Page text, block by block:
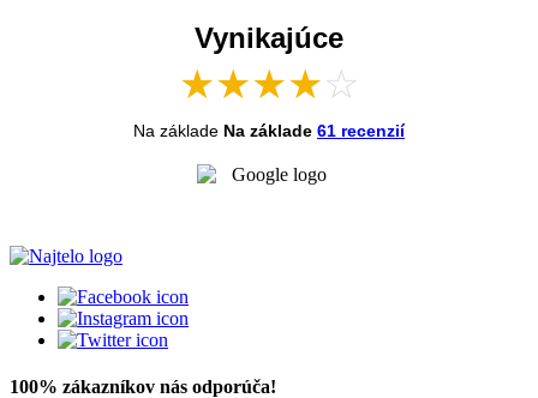
Vynikajúce
★★★★☆
Na základe Na základe 61 recenzií
100% zákazníkov nás odporúča!